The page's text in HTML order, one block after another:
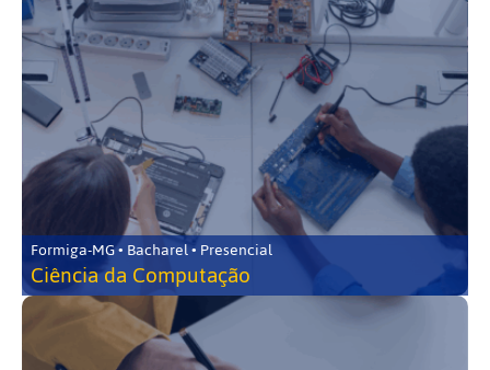
Formiga-MG • Bacharel • Presencial
Ciência da Computação